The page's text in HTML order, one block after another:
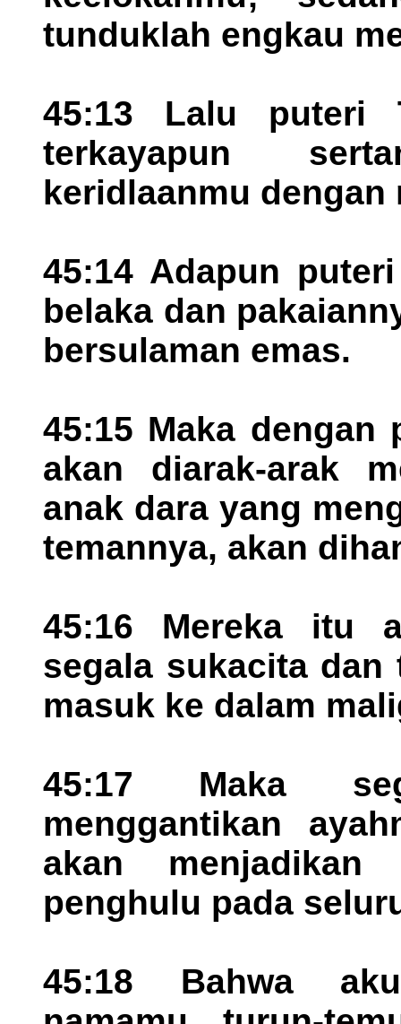
tunduklah engkau
45:13 Lalu puteri
terkayapun
keridlaanmu dengan
45:14 Adapun
belaka dan
bersulaman emas.
45:15 Maka
akan diarak-arak
anak dara yang
temannya, akan
45:16 Mereka itu
segala sukacita dan
masuk ke dalam
45:17 Maka
menggantikan
akan
penghulu pada
45:18 Bahwa